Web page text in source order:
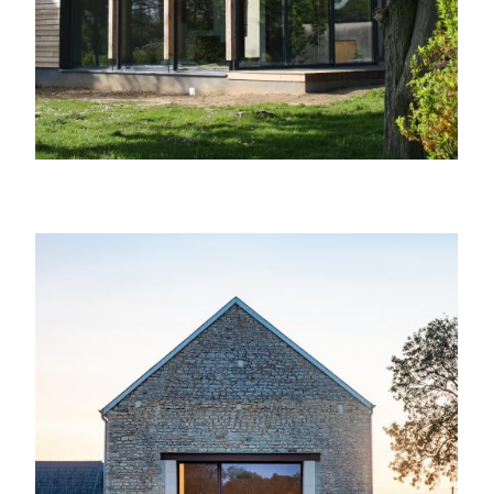
Transformation d’une grange en habitation
d’exception